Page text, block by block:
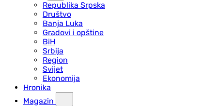
Republika Srpska
Društvo
Banja Luka
Gradovi i opštine
BiH
Srbija
Region
Svijet
Ekonomija
Hronika
Magazin